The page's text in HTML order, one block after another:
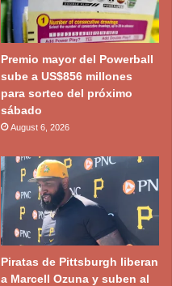
Premio mayor del Powerball
sube a US$856 millones
para sorteo del próximo
sábado
August 6, 2026
Piratas de Pittsburgh liberan
a Marcell Ozuna y suben al